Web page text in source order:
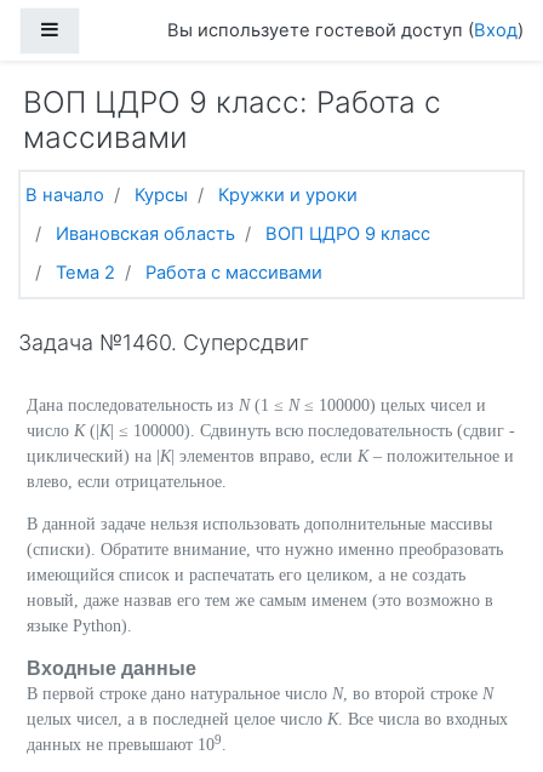
Боковая панельВы используете гостевой доступ (Вход)
ВОП ЦДРО 9 класс: Работа с
массивами
В начало Курсы
Кружки и уроки
Ивановская область
ВОП ЦДРО 9 класс
Тема 2
Работа с массивами
Задача №1460. Суперсдвиг
Дана последовательность из N(1 ≤ N≤ 100000) целых чисел и
число K(| K| ≤ 100000). Сдвинуть всю последовательность (сдвиг -
циклический) на | K| элементов вправо, если K– положительное и
влево, если отрицательное.
В данной задаче нельзя использовать дополнительные массивы
(списки). Обратите внимание, что нужно именно преобразовать
имеющийся список и распечатать его целиком, а не создать
новый, даже назвав его тем же самым именем (это возможно в
языке Python).
Входные данные
В первой строке дано натуральное число N, во второй строке N
целых чисел, а в последней целое число K. Все числа во входных
данных не превышают 109